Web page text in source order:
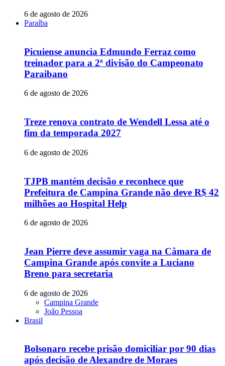
6 de agosto de 2026
Paraíba
Picuiense anuncia Edmundo Ferraz como
treinador para a 2ª divisão do Campeonato
Paraibano
6 de agosto de 2026
Treze renova contrato de Wendell Lessa até o
fim da temporada 2027
6 de agosto de 2026
TJPB mantém decisão e reconhece que
Prefeitura de Campina Grande não deve R$ 42
milhões ao Hospital Help
6 de agosto de 2026
Jean Pierre deve assumir vaga na Câmara de
Campina Grande após convite a Luciano
Breno para secretaria
6 de agosto de 2026
Campina Grande
João Pessoa
Brasil
Bolsonaro recebe prisão domiciliar por 90 dias
após decisão de Alexandre de Moraes